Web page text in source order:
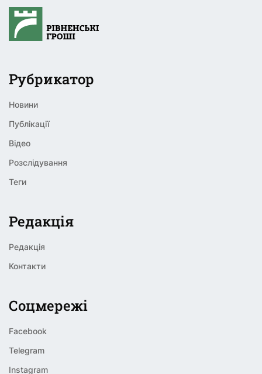
Рубрикатор
Новини
Публікації
Відео
Розслідування
Теги
Редакція
Редакція
Контакти
Соцмережі
Facebook
Telegram
Instagram